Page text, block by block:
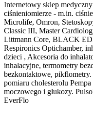
Internetowy sklep
ciśnieniomierze - m.in.
Microlife, Omron,
Classic III, Master
Littmann Core, BLACK
Respironics Optichamber,
dzieci , Akcesoria do
inhalacyjne, termometry
bezkontaktowe,
pomiaru cholesterolu
moczowego i glukozy.
EverFlo